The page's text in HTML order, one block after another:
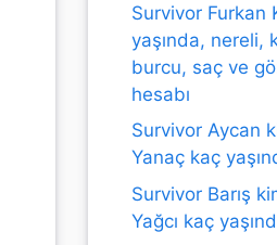
Survivor Furkan
yaşında, nereli,
burcu, saç ve
hesabı
Survivor Aycan
Yanaç kaç
Survivor Barış
Yağcı kaç